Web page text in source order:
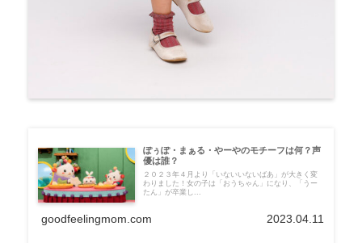
ぽぅぽ・まぁる・やーやのモチーフは何？声
優は誰？
２０２３年４月より「いないいないばあ」が大きく変
わりました！女の子は「おうちゃん」になり、「うー
たん」が卒業し...
goodfeelingmom.com 2023.04.11